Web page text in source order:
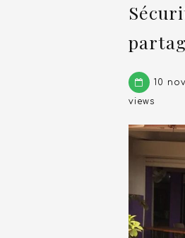
10
views